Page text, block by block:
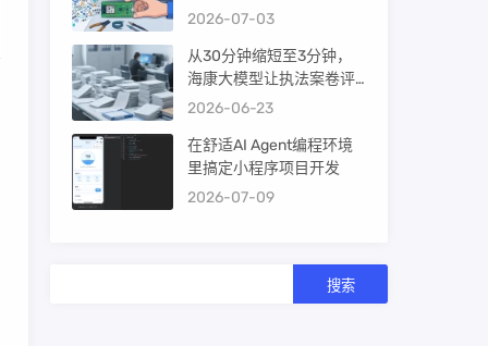
ESP32-C6 直接组 Thread
2026-07-03
从30分钟缩短至3分钟，
海康大模型让执法案卷评
查提效10倍！
2026-06-23
在舒适AI Agent编程环境
里搞定小程序项目开发
2026-07-09